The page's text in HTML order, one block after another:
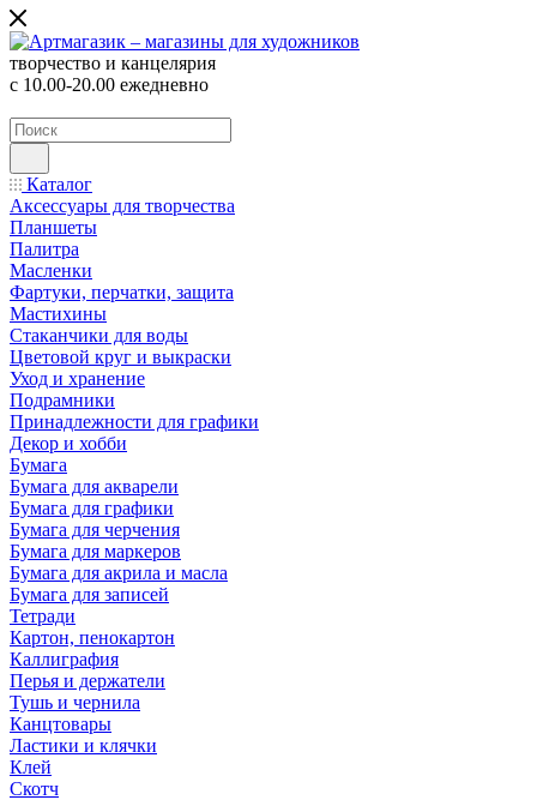
творчество и канцелярия
с 10.00-20.00 ежедневно
Каталог
Аксессуары для творчества
Планшеты
Палитра
Масленки
Фартуки, перчатки, защита
Мастихины
Стаканчики для воды
Цветовой круг и выкраски
Уход и хранение
Подрамники
Принадлежности для графики
Декор и хобби
Бумага
Бумага для акварели
Бумага для графики
Бумага для черчения
Бумага для маркеров
Бумага для акрила и масла
Бумага для записей
Тетради
Картон, пенокартон
Каллиграфия
Перья и держатели
Тушь и чернила
Канцтовары
Ластики и клячки
Клей
Скотч